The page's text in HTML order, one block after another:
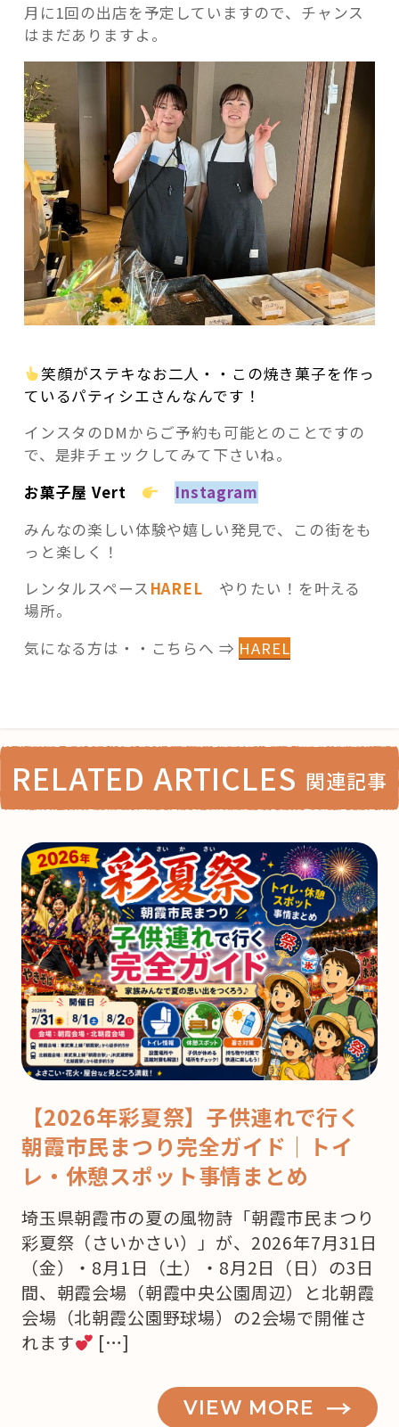
月に1回の出店を予定していますので、チャンス
はまだありますよ。
笑顔がステキなお二人・・この焼き菓子を作っ
ているパティシエさんなんです！
インスタのDMからご予約も可能とのことですの
で、是非チェックしてみて下さいね。
お菓子屋 Vert
Instagram
みんなの楽しい体験や嬉しい発見で、この街をも
っと楽しく！
レンタルスペース HAREL やりたい！を叶える
場所。
気になる方は・・こちらへ ⇒ HAREL
RELATED ARTICLES 関連記事
【2026年彩夏祭】子供連れで行く
朝霞市民まつり完全ガイド｜トイ
レ・休憩スポット事情まとめ
埼玉県朝霞市の夏の風物詩「朝霞市民まつり
彩夏祭（さいかさい）」が、2026年7月31日
（金）・8月1日（土）・8月2日（日）の3日
間、朝霞会場（朝霞中央公園周辺）と北朝霞
会場（北朝霞公園野球場）の2会場で開催さ
れます
[…]
VIEW MORE